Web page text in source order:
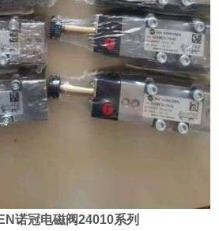
诺冠电磁阀24010系列